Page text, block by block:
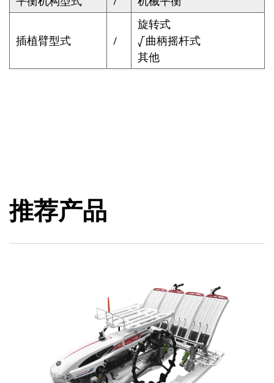
插植臂型式 /
旋转式
√曲柄摇杆式
其他
推荐产品